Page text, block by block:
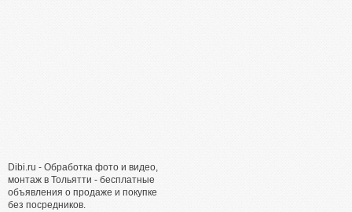
Dibi.ru - Обработка фото и видео,
монтаж в Тольятти - бесплатные
объявления о продаже и покупке
без посредников.